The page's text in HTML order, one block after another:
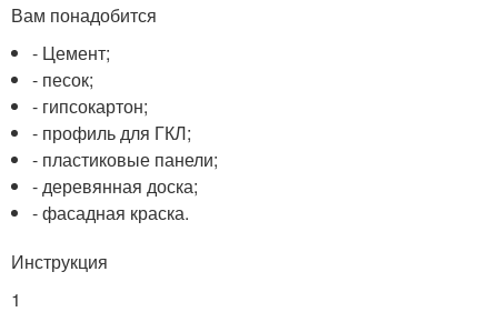
Вам понадобится
- Цемент;
- песок;
- гипсокартон;
- профиль для ГКЛ;
- пластиковые панели;
- деревянная доска;
- фасадная краска.
Инструкция
1